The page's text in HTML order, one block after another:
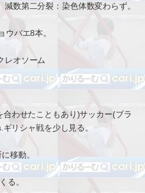
数第二分裂：染色体数変わらず。
ウバエ8本。
レオソーム
わせたこともあり)サッカー(ブラ
リシャ戦を少し見る。
移動。
る。